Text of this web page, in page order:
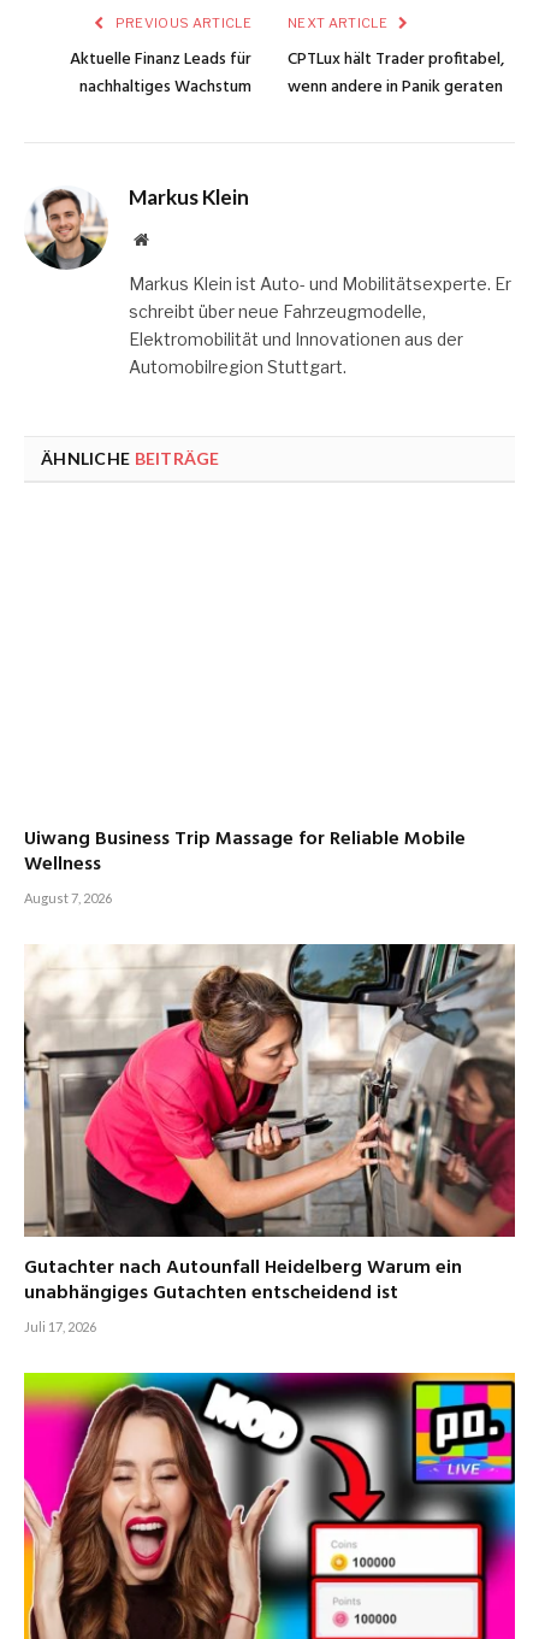
PREVIOUS ARTICLE
Aktuelle Finanz Leads für
nachhaltiges Wachstum
NEXT ARTICLE
CPTLux hält Trader profitabel,
wenn andere in Panik geraten
Markus Klein
Website
Markus Klein ist Auto- und Mobilitätsexperte. Er
schreibt über neue Fahrzeugmodelle,
Elektromobilität und Innovationen aus der
Automobilregion Stuttgart.
ÄHNLICHE BEITRÄGE
Uiwang Business Trip Massage for Reliable Mobile
Wellness
August 7, 2026
Gutachter nach Autounfall Heidelberg Warum ein
unabhängiges Gutachten entscheidend ist
Juli 17, 2026